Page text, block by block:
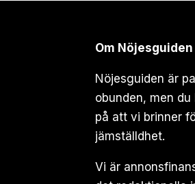
Om Nöjesguiden
Nöjesguiden är
obunden, men
på att vi brinner
jämställdhet.
Vi är